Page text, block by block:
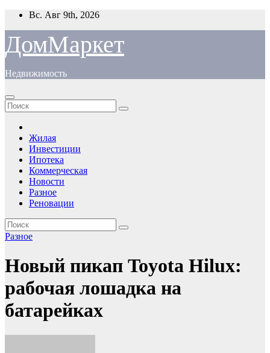
Перейти
содержимому
Вс. Авг 9th, 2026
ДомМаркет
Недвижимость
Жилая
Инвестиции
Ипотека
Коммерческая
Новости
Разное
Реновации
Разное
Новый пикап Toyota Hilux:
рабочая лошадка на
батарейках